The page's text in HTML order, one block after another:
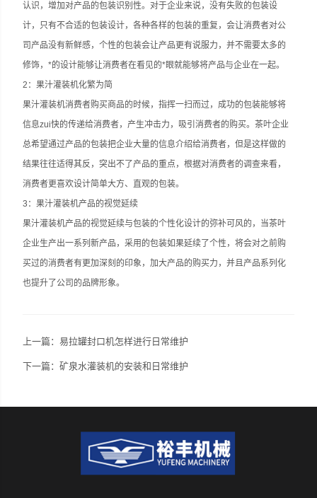
认识，增加对产品的包装识别性。对于企业来说，没有失败的包装设
计，只有不合适的包装设计，各种各样的包装的重复，会让消费者对公
司产品没有新鲜感，个性的包装会让产品更有说服力，并不需要太多的
修饰，*的设计能够让消费者在看见的*眼就能够将产品与企业在一起。
2：果汁灌装机化繁为简
果汁灌装机消费者购买商品的时候，指挥一扫而过，成功的包装能够将
信息zui快的传递给消费者，产生冲击力，吸引消费者的购买。茶叶企业
总希望通过产品的包装把企业大量的信息介绍给消费者，但是这样做的
结果往往适得其反，突出不了产品的重点，根据对消费者的调查来看，
消费者更喜欢设计简单大方、直观的包装。
3：果汁灌装机产品的视觉延续
果汁灌装机产品的视觉延续与包装的个性化设计的弥补可风的，当茶叶
企业生产出一系列新产品，采用的包装如果延续了个性，将会对之前购
买过的消费者有更加深刻的印象，加大产品的购买力，并且产品系列化
也提升了公司的品牌形象。
上一篇：易拉罐封口机怎样进行日常维护
下一篇：矿泉水灌装机的安装和日常维护